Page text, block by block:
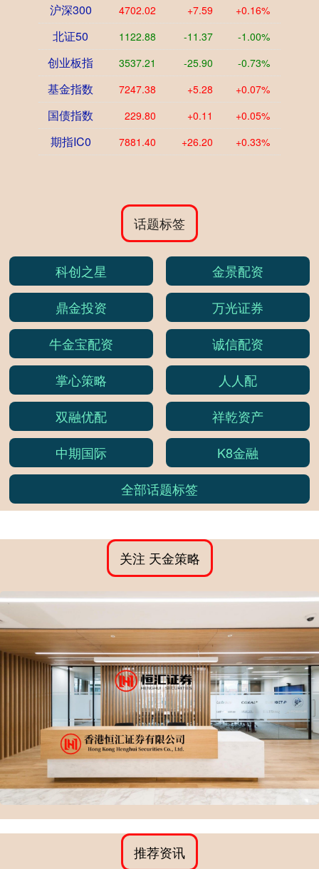
沪深300 4702.02 +7.59 +0.16%
北证50 1122.88 -11.37 -1.00%
创业板指 3537.21 -25.90 -0.73%
基金指数 7247.38 +5.28 +0.07%
国债指数 229.80 +0.11 +0.05%
期指IC0 7881.40 +26.20 +0.33%
话题标签
科创之星
金景配资
鼎金投资
万光证券
牛金宝配资
诚信配资
掌心策略
人人配
双融优配
祥乾资产
中期国际
K8金融
全部话题标签
关注 天金策略
推荐资讯